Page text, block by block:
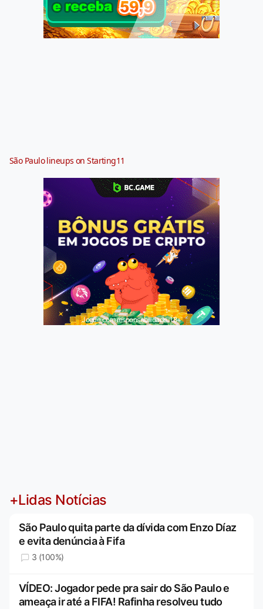
São Paulo lineups on Starting11
Jogue com responsabilidade. 18+
+Lidas Notícias
São Paulo quita parte da dívida com Enzo Díaz
e evita denúncia à Fifa
3 (100%)
VÍDEO: Jogador pede pra sair do São Paulo e
ameaça ir até a FIFA! Rafinha resolveu tudo